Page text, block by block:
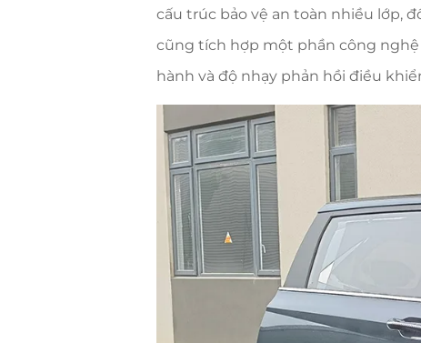
cấu trúc bảo vệ an toàn nhiều lớp,
cũng tích hợp một phần công
hành và độ nhạy phản hồi điều